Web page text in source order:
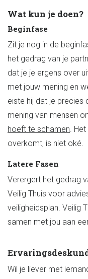
Wat kun je doen?
Beginfase
Zit je nog in de
het gedrag van je
dat je je ergens over
met jouw mening en
eiste hij dat je precies
mening van mensen
hoeft te schamen.
overkomt, is niet oké.
Latere Fasen
Verergert het gedrag
Veilig Thuis voor
veiligheidsplan. Veilig
samen met jou aan
Wil je liever met